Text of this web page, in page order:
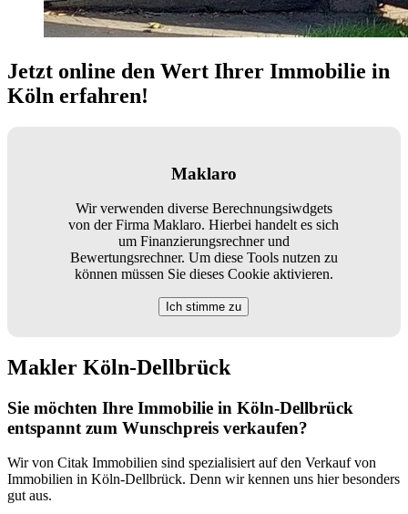
Jetzt online den Wert Ihrer Immobilie in
Köln erfahren!
Maklaro
Wir verwenden diverse Berechnungsiwdgets
von der Firma Maklaro. Hierbei handelt es sich
um Finanzierungsrechner und
Bewertungsrechner. Um diese Tools nutzen zu
können müssen Sie dieses Cookie aktivieren.
Ich stimme zu
Makler Köln-Dellbrück
Sie möchten Ihre Immobilie in Köln-Dellbrück
entspannt zum Wunschpreis verkaufen?
Wir von Citak Immobilien sind spezialisiert auf den Verkauf von
Immobilien in Köln-Dellbrück. Denn wir kennen uns hier besonders
gut aus.